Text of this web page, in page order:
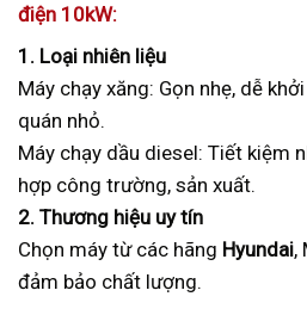
điện 10kW:
1. Loại nhiên liệu
Máy chạy xăng: Gọn nhẹ, dễ
quán nhỏ.
Máy chạy dầu diesel: Tiết kiệm
hợp công trường, sản xuất.
2. Thương hiệu uy tín
Chọn máy từ các hãng Hyundai,
đảm bảo chất lượng.